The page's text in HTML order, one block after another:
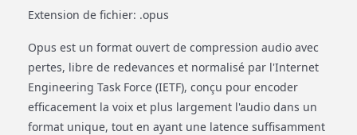
Extension de fichier: .opus
Opus est un format ouvert de compression audio avec
pertes, libre de redevances et normalisé par l'Internet
Engineering Task Force (IETF), conçu pour encoder
efficacement la voix et plus largement l'audio dans un
format unique, tout en ayant une latence suffisamment